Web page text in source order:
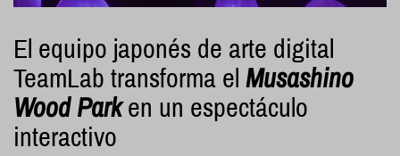
El equipo japonés de arte digital
TeamLab transforma el Musashino
Wood Parken un espectáculo
interactivo